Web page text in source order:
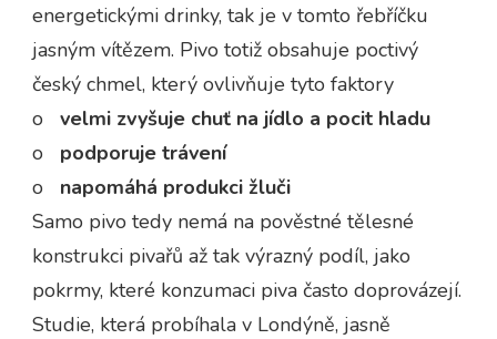
energetickými drinky, tak je v tomto řebříčku
jasným vítězem. Pivo totiž obsahuje poctivý
český chmel, který ovlivňuje tyto faktory
o velmi zvyšuje chuť na jídlo a pocit hladu
o podporuje trávení
o napomáhá produkci žluči
Samo pivo tedy nemá na pověstné tělesné
konstrukci pivařů až tak výrazný podíl, jako
pokrmy, které konzumaci piva často doprovázejí.
Studie, která probíhala v Londýně, jasně